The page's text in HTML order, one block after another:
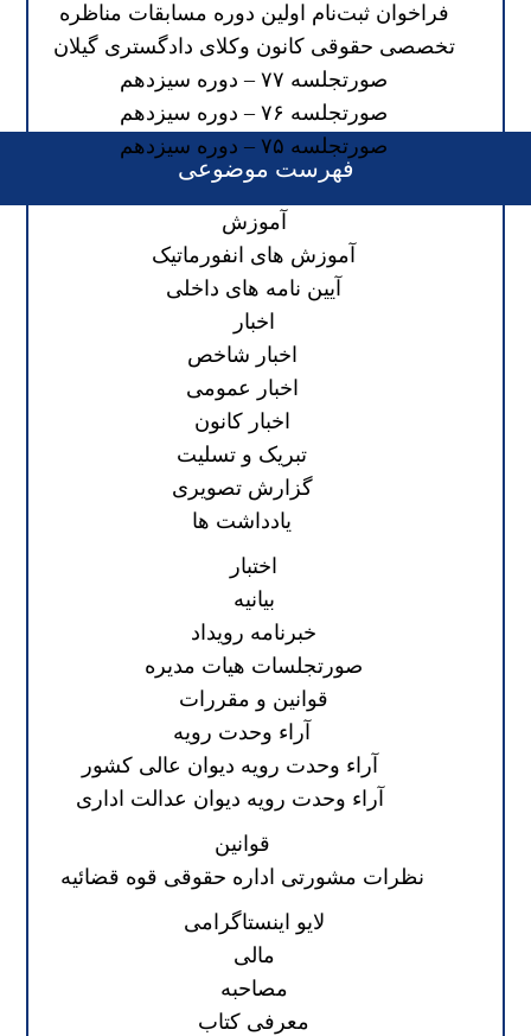
فراخوان ثبت‌نام اولین دوره مسابقات مناظره
تخصصی حقوقی کانون وکلای دادگستری گیلان
صورتجلسه ۷۷ – دوره سیزدهم
صورتجلسه ۷۶ – دوره سیزدهم
صورتجلسه ۷۵ – دوره سیزدهم
فهرست موضوعی
آموزش
آموزش های انفورماتیک
آیین نامه های داخلی
اخبار
اخبار شاخص
اخبار عمومی
اخبار کانون
تبریک و تسلیت
گزارش تصویری
یادداشت ها
اختبار
بیانیه
خبرنامه رویداد
صورتجلسات هیات مدیره
قوانین و مقررات
آراء وحدت رویه
آراء وحدت رویه دیوان عالی کشور
آراء وحدت رویه دیوان عدالت اداری
قوانین
نظرات مشورتی اداره حقوقی قوه قضائیه
لایو اینستاگرامی
مالی
مصاحبه
معرفی کتاب